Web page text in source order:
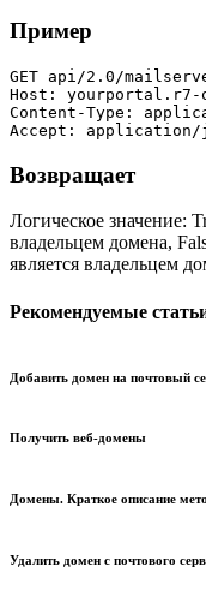
Пример
GET api/2.0/
Host:
Content-Type:
Accept: application/
Возвращает
Логическое значение:
владельцем домена,
является владельцем
Рекомендуемые
Добавить домен на почтовый
Получить веб-домены
Домены. Краткое описание
Удалить домен с почтового